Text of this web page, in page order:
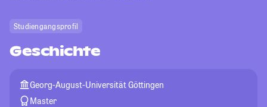
Studiengangsprofil
Geschichte
Georg-August-Universität Göttingen
Master